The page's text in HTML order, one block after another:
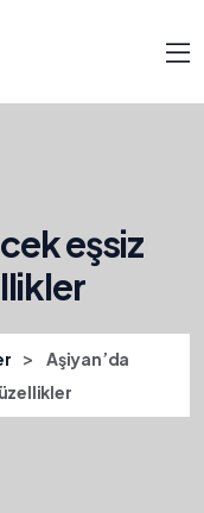
eşsiz
>
Aşiyan’da